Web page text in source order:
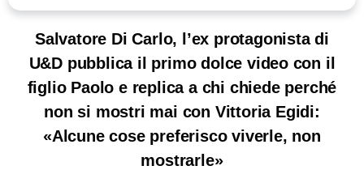
Salvatore Di Carlo, l’ex protagonista di
U&D pubblica il primo dolce video con il
figlio Paolo e replica a chi chiede perché
non si mostri mai con Vittoria Egidi:
«Alcune cose preferisco viverle, non
mostrarle»